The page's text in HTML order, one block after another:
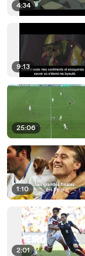
4:34
9:13
25:06
1:10
2:01